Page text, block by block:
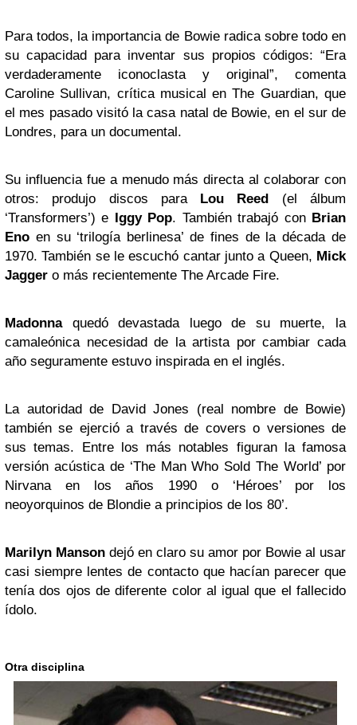
Para todos, la importancia de Bowie radica sobre todo en
su capacidad para inventar sus propios códigos: “Era
verdaderamente iconoclasta y original”, comenta
Caroline Sullivan, crítica musical en The Guardian, que
el mes pasado visitó la casa natal de Bowie, en el sur de
Londres, para un documental.
Su influencia fue a menudo más directa al colaborar con
otros: produjo discos para Lou Reed (el álbum
‘Transformers’) e Iggy Pop. También trabajó con Brian
Eno en su ‘trilogía berlinesa’ de fines de la década de
1970. También se le escuchó cantar junto a Queen, Mick
Jagger o más recientemente The Arcade Fire.
Madonnaquedó devastada luego de su muerte, la
camaleónica necesidad de la artista por cambiar cada
año seguramente estuvo inspirada en el inglés.
La autoridad de David Jones (real nombre de Bowie)
también se ejerció a través de covers o versiones de
sus temas. Entre los más notables figuran la famosa
versión acústica de ‘The Man Who Sold The World’ por
Nirvana en los años 1990 o ‘Héroes’ por los
neoyorquinos de Blondie a principios de los 80’.
Marilyn Manson dejó en claro su amor por Bowie al usar
casi siempre lentes de contacto que hacían parecer que
tenía dos ojos de diferente color al igual que el fallecido
ídolo.
Otra disciplina